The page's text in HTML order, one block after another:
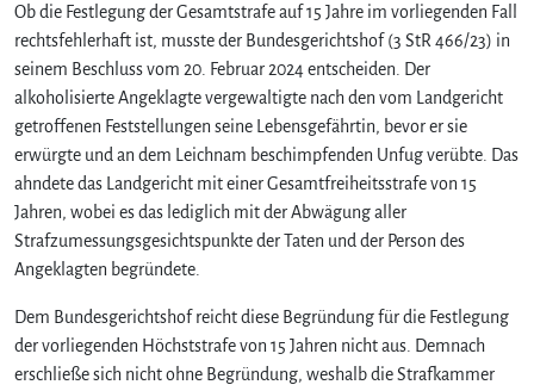
Ob die Festlegung der Gesamtstrafe auf 15 Jahre im vorliegenden Fall
rechtsfehlerhaft ist, musste der Bundesgerichtshof (3 StR 466/23) in
seinem Beschluss vom 20. Februar 2024 entscheiden. Der
alkoholisierte Angeklagte vergewaltigte nach den vom Landgericht
getroffenen Feststellungen seine Lebensgefährtin, bevor er sie
erwürgte und an dem Leichnam beschimpfenden Unfug verübte. Das
ahndete das Landgericht mit einer Gesamtfreiheitsstrafe von 15
Jahren, wobei es das lediglich mit der Abwägung aller
Strafzumessungsgesichtspunkte der Taten und der Person des
Angeklagten begründete.
Dem Bundesgerichtshof reicht diese Begründung für die Festlegung
der vorliegenden Höchststrafe von 15 Jahren nicht aus. Demnach
erschließe sich nicht ohne Begründung, weshalb die Strafkammer